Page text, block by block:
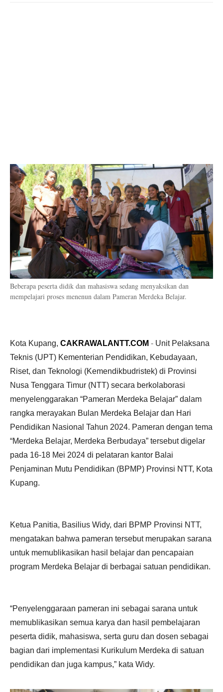
Beberapa peserta didik dan mahasiswa sedang menyaksikan dan
mempelajari proses menenun dalam Pameran Merdeka Belajar.
Kota Kupang, CAKRAWALANTT.COM - Unit Pelaksana
Teknis (UPT) Kementerian Pendidikan, Kebudayaan,
Riset, dan Teknologi (Kemendikbudristek) di Provinsi
Nusa Tenggara Timur (NTT) secara berkolaborasi
menyelenggarakan “Pameran Merdeka Belajar” dalam
rangka merayakan Bulan Merdeka Belajar dan Hari
Pendidikan Nasional Tahun 2024. Pameran dengan tema
“Merdeka Belajar, Merdeka Berbudaya” tersebut digelar
pada 16-18 Mei 2024 di pelataran kantor Balai
Penjaminan Mutu Pendidikan (BPMP) Provinsi NTT, Kota
Kupang.
Ketua Panitia, Basilius Widy, dari BPMP Provinsi NTT,
mengatakan bahwa pameran tersebut merupakan sarana
untuk memublikasikan hasil belajar dan pencapaian
program Merdeka Belajar di berbagai satuan pendidikan.
“Penyelenggaraan pameran ini sebagai sarana untuk
memublikasikan semua karya dan hasil pembelajaran
peserta didik, mahasiswa, serta guru dan dosen sebagai
bagian dari implementasi Kurikulum Merdeka di satuan
pendidikan dan juga kampus,” kata Widy.